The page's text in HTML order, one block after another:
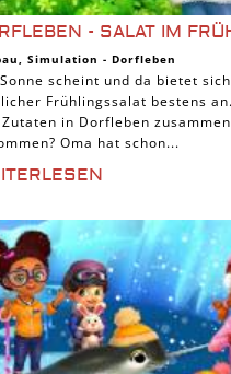
- SALAT IM
, Simulation - Dorfleben
scheint und da bietet
Frühlingssalat bestens
in Dorfleben zusammen
Oma hat schon...